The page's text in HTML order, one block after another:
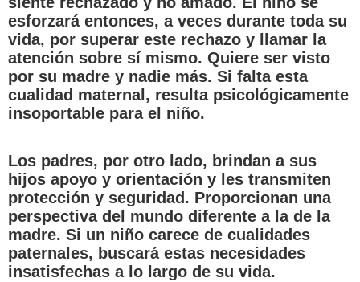
esforzará entonces, a veces durante toda su
vida, por superar este rechazo y llamar la
atención sobre sí mismo. Quiere ser visto
por su madre y nadie más. Si falta esta
cualidad maternal, resulta psicológicamente
insoportable para el niño.
Los padres, por otro lado, brindan a sus
hijos apoyo y orientación y les transmiten
protección y seguridad. Proporcionan una
perspectiva del mundo diferente a la de la
madre. Si un niño carece de cualidades
paternales, buscará estas necesidades
insatisfechas a lo largo de su vida.